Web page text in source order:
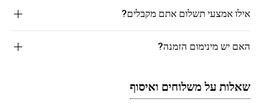
אילו אמצעי תשלום אתם מקבלים?
האם יש מינימום הזמנה?
שאלות על משלוחים ואיסוף